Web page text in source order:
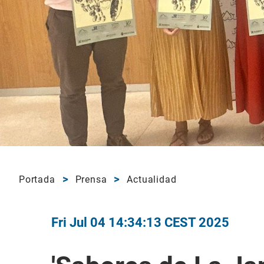
Portada Prensa Actualidad
Fri Jul 04 14:34:13 CEST 2025